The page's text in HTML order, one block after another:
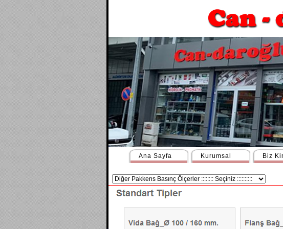
Ana Sayfa Kurumsal Biz